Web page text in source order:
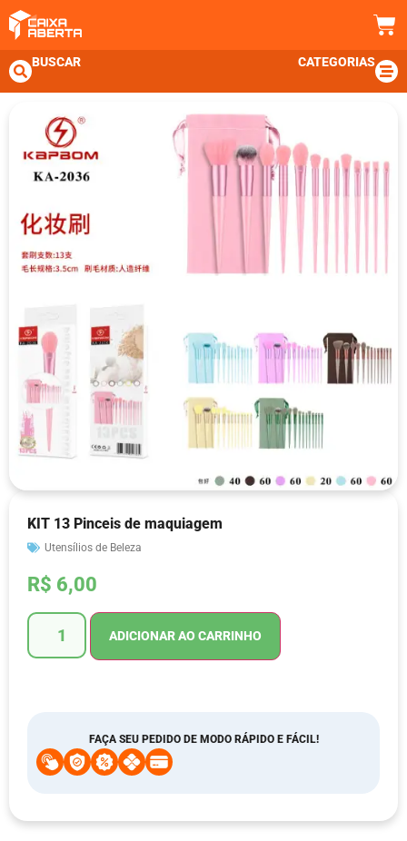
BUSCAR CATEGORIAS
KIT 13 Pinceis de maquiagem
Utensílios de Beleza
R$ 6,00
ADICIONAR AO CARRINHO
FAÇA SEU PEDIDO DE MODO RÁPIDO E FÁCIL!